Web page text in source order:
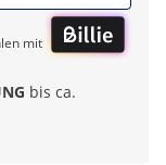
mit
bis ca.